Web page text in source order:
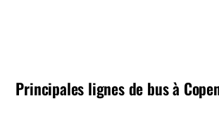
Principales lignes de bus à